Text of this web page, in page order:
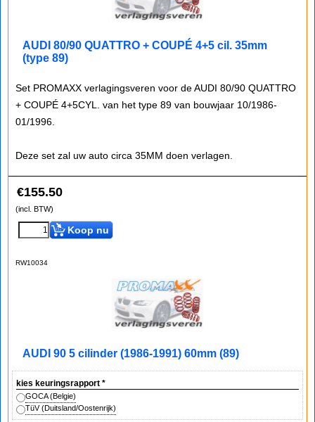
AUDI 80/90 QUATTRO + COUPÉ 4+5 cil. 35mm
(type 89)
Set PROMAXX verlagingsveren voor de AUDI 80/90 QUATTRO
+ COUPÉ 4+5CYL. van het type 89 van bouwjaar 10/1986-
01/1996.
Deze set zal uw auto circa 35MM doen verlagen.
€155.50
(incl. BTW)
Koop nu
RW10034
AUDI 90 5 cilinder (1986-1991) 60mm (89)
kies keuringsrapport *
GOCA (Belgie)
TüV (Duitsland/Oostenrijk)